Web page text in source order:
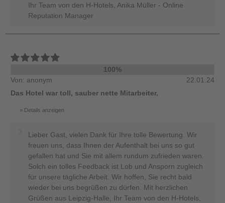
Ihr Team von den H-Hotels, Anika Müller - Online
Reputation Manager
100%
Von: anonym
22.01.24
Das Hotel war toll, sauber nette Mitarbeiter,
Details anzeigen
Lieber Gast, vielen Dank für Ihre tolle Bewertung. Wir
freuen uns, dass Ihnen der Aufenthalt bei uns so gut
gefallen hat und Sie mit allem rundum zufrieden waren.
Solch ein tolles Feedback ist Lob und Ansporn zugleich
für unsere tägliche Arbeit. Wir hoffen, Sie recht bald
wieder bei uns begrüßen zu dürfen. Mit herzlichen
Grüßen aus Leipzig-Halle, Ihr Team von den H-Hotels,